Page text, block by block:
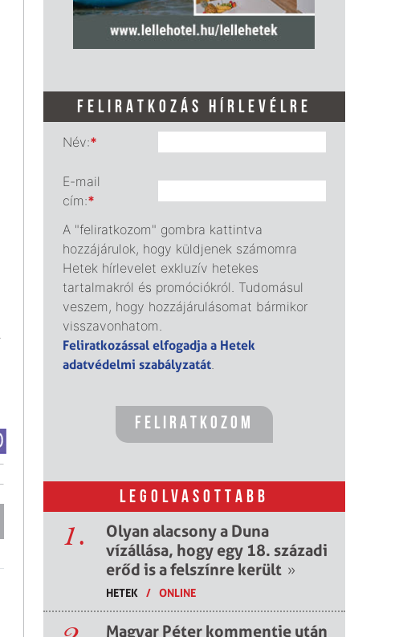
FELIRATKOZÁS HÍRLEVÉLRE
Név:*
E-mail
cím:*
A "feliratkozom" gombra kattintva
hozzájárulok, hogy küldjenek számomra
Hetek hírlevelet exkluzív hetekes
tartalmakról és promóciókról. Tudomásul
veszem, hogy hozzájárulásomat bármikor
visszavonhatom.
Feliratkozással elfogadja a Hetek
adatvédelmi szabályzatát
LEGOLVASOTTABB
1.
Olyan alacsony a Duna
vízállása, hogy egy 18. századi
erőd is a felszínre került »
HETEK / ONLINE
Magyar Péter kommentje után